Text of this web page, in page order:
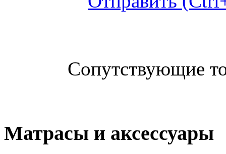
Сопутствующие
Матрасы и аксессуары